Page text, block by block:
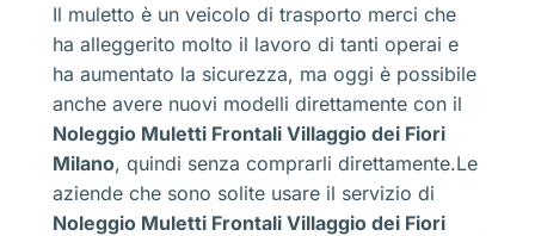
Il muletto è un veicolo di trasporto merci che
ha alleggerito molto il lavoro di tanti operai e
ha aumentato la sicurezza, ma oggi è possibile
anche avere nuovi modelli direttamente con il
Noleggio Muletti Frontali Villaggio dei Fiori
Milano, quindi senza comprarli direttamente.Le
aziende che sono solite usare il servizio di
Noleggio Muletti Frontali Villaggio dei Fiori